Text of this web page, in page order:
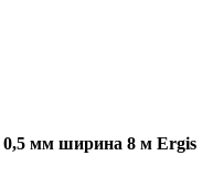
0,5 мм ширина 8 м Ergis